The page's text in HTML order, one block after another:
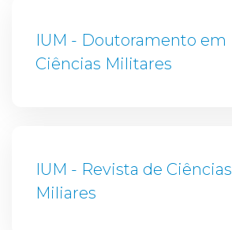
IUM - Doutoramento em
Ciências Militares
IUM - Revista de Ciências
Miliares